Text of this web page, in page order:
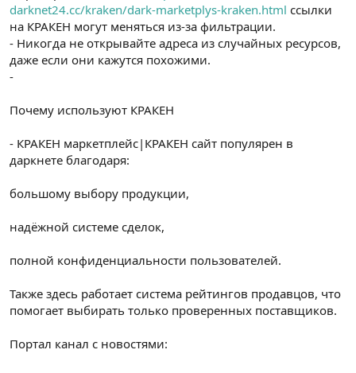
darknet24.cc/kraken/dark-marketplys-kraken.html ссылки
на КРАКЕН могут меняться из-за фильтрации.
- Никогда не открывайте адреса из случайных ресурсов,
даже если они кажутся похожими.
-
Почему используют КРАКЕН
- КРАКЕН маркетплейс|КРАКЕН сайт популярен в
даркнете благодаря:
большому выбору продукции,
надёжной системе сделок,
полной конфиденциальности пользователей.
Также здесь работает система рейтингов продавцов, что
помогает выбирать только проверенных поставщиков.
Портал канал с новостями: